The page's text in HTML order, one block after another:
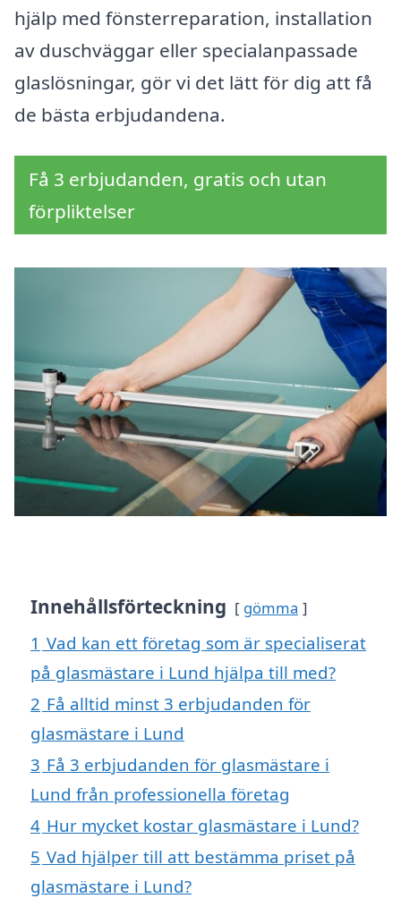
hjälp med fönsterreparation, installation
av duschväggar eller specialanpassade
glaslösningar, gör vi det lätt för dig att få
de bästa erbjudandena.
Få 3 erbjudanden, gratis och utan
förpliktelser
Innehållsförteckning gömma
1 Vad kan ett företag som är specialiserat
på glasmästare i Lund hjälpa till med?
2 Få alltid minst 3 erbjudanden för
glasmästare i Lund
3 Få 3 erbjudanden för glasmästare i
Lund från professionella företag
4 Hur mycket kostar glasmästare i Lund?
5 Vad hjälper till att bestämma priset på
glasmästare i Lund?